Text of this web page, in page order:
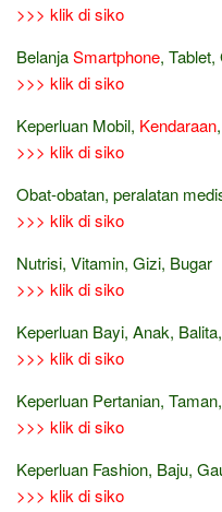
>>> klik di siko
BelanjaSmartphone, Tablet,
>>> klik di siko
Keperluan Mobil, Kendaraan
>>> klik di siko
Obat-obatan, peralatan
>>> klik di siko
Nutrisi, Vitamin, Gizi, Bugar
>>> klik di siko
Keperluan Bayi, Anak, Balita,
>>> klik di siko
Keperluan Pertanian,
>>> klik di siko
Keperluan Fashion, Baju,
>>> klik di siko